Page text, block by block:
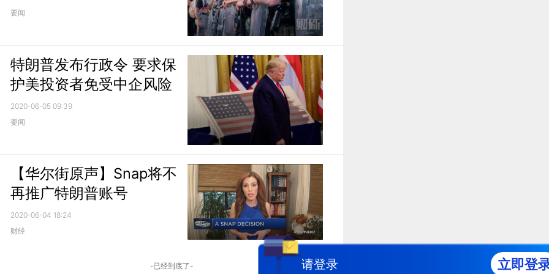
要闻
特朗普发布行政令 要求保
护美投资者免受中企风险
2020-06-05 09:39
要闻
【华尔街原声】Snap将不
再推广特朗普账号
2020-06-04 18:24
财经
-已经到底了- 请登录 立即登